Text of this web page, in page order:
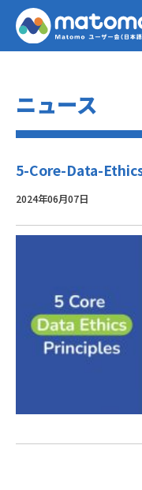
Home»
データ倫理とは何
»5-Core-Data-Ethics-
ニュース
5-Core-Data-
2024年06月07日